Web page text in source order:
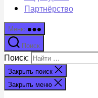
Партнёрство
Меню
Поиск
Поиск:
Закрыть поиск
Закрыть меню